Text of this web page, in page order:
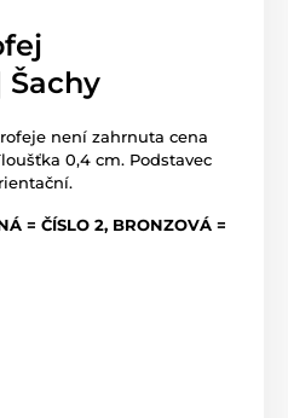
Šachy
není zahrnuta cena
0,4 cm. Podstavec
= ČÍSLO 2, BRONZOVÁ =